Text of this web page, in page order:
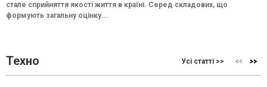
стале сприйняття якості життя в країні. Серед складових, що
формують загальну оцінку...
Техно Усі статті >>